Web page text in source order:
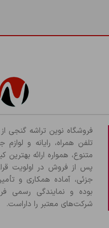
متنوع، همواره ارائه
پس از فروش در اولویت
جزئی، آماده همکاری و
بوده و نمایندگی
شرکت‌های معتبر را داراست.